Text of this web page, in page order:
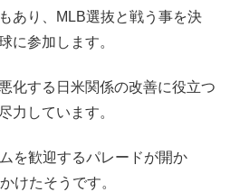
あり、MLB選抜と戦う事を決
に参加します。
化する日米関係の改善に役立つ
力しています。
を歓迎するパレードが開か
けたそうです。